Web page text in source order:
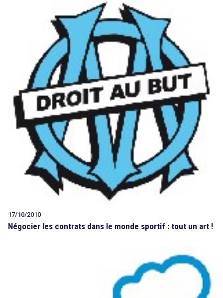
17/10/2010
Négocier les contrats dans le monde sportif : tout un art !